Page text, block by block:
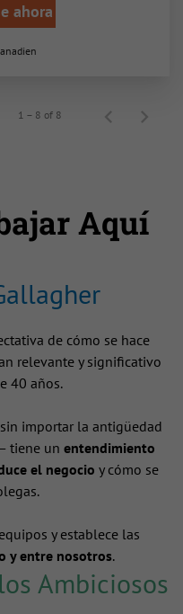
ahora
1 – 8 of 8
Aquí
de cómo se hace
relevante y significativo
40 años.
importar la antigüedad
tiene un entendimiento
el negocio y cómo se
y establece las
y entre nosotros.
Ambiciosos